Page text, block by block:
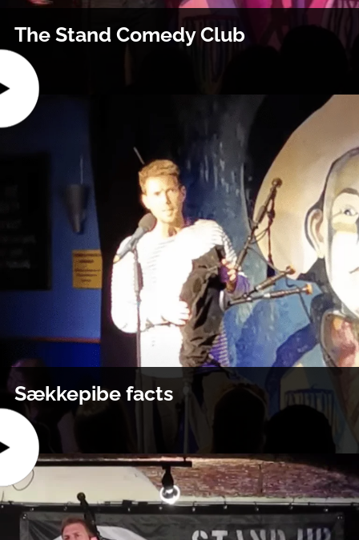
The Stand Comedy Club
Sækkepibe facts